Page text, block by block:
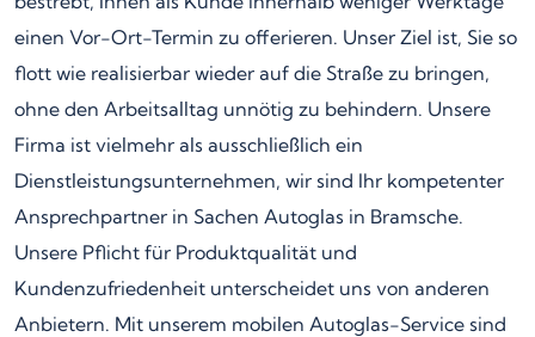
einen Vor-Ort-Termin zu offerieren. Unser Ziel ist, Sie so
flott wie realisierbar wieder auf die Straße zu bringen,
ohne den Arbeitsalltag unnötig zu behindern. Unsere
Firma ist vielmehr als ausschließlich ein
Dienstleistungsunternehmen, wir sind Ihr kompetenter
Ansprechpartner in Sachen Autoglas in Bramsche.
Unsere Pflicht für Produktqualität und
Kundenzufriedenheit unterscheidet uns von anderen
Anbietern. Mit unserem mobilen Autoglas-Service sind